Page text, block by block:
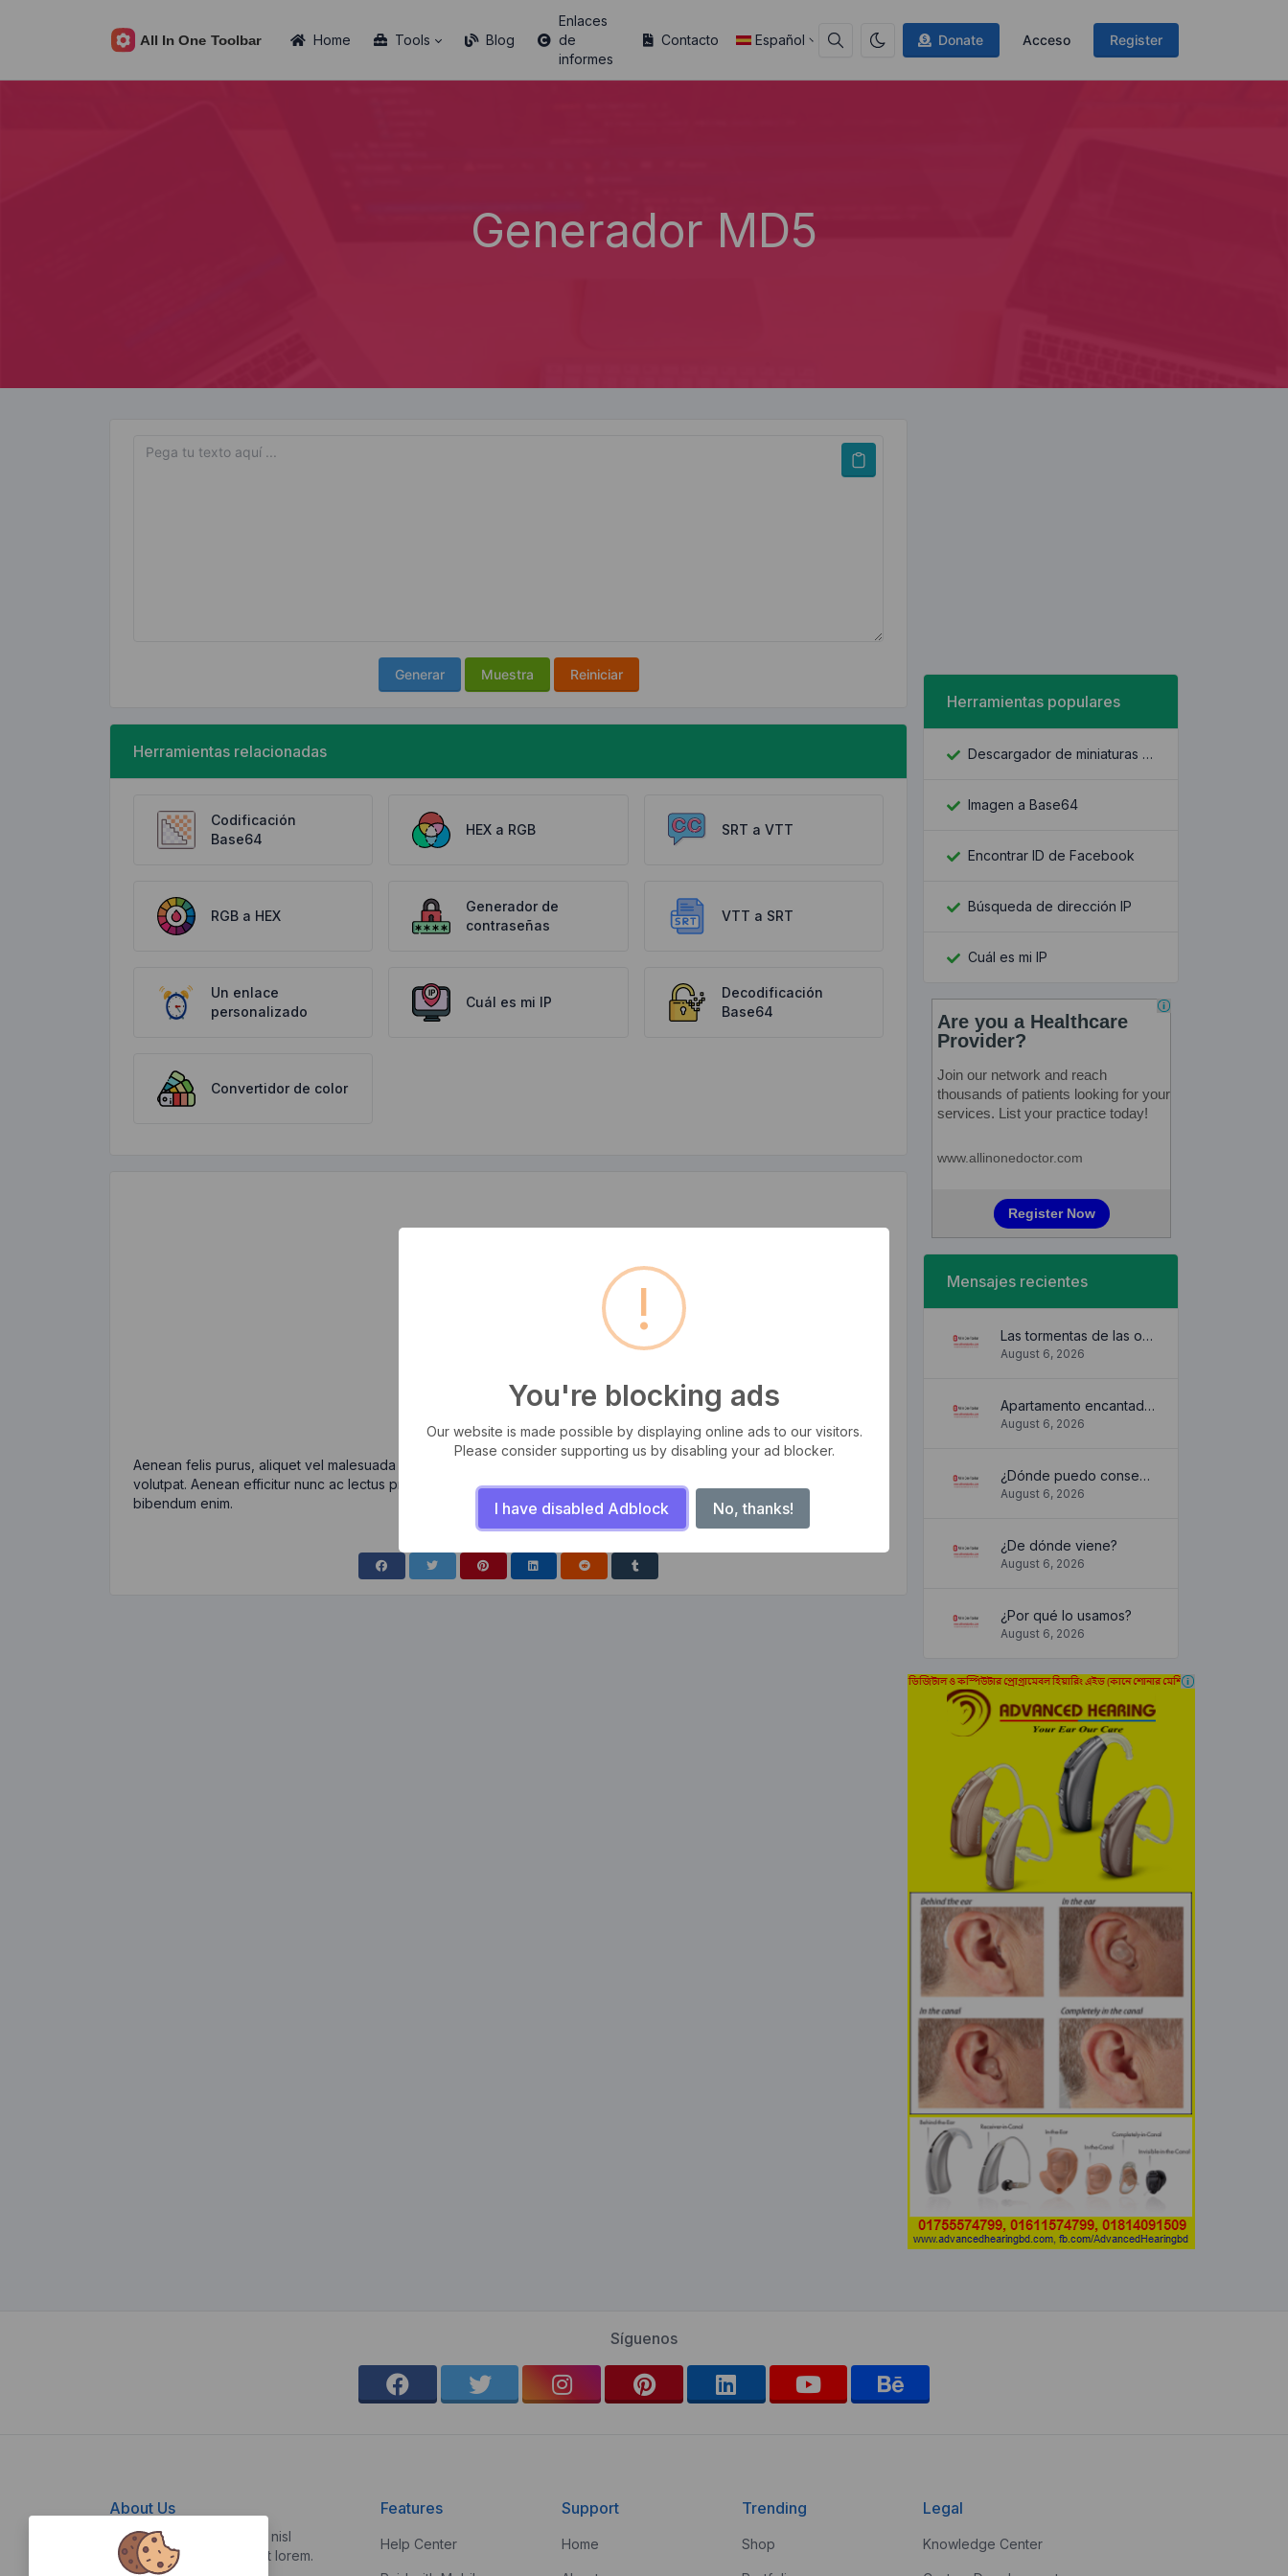
Donate Acceso Register
Home Tools Blog
Enlaces
de
informes
Contacto Español
Generador MD5
Generar Muestra Reiniciar
Herramientas relacionadas
Codificación
Base64
HEX a RGB SRT a VTT
RGB a HEX
Generador de
contraseñas
VTT a SRT
Un enlace
personalizado
Cuál es mi IP
Decodificación
Base64
Convertidor de color
Aenean felis purus, aliquet vel malesuada egestas, iaculis ut odio. Sed posuere cursus fermentum. Aliquam erat
volutpat. Aenean efficitur nunc ac lectus pretium, ut semper odio mattis. Aliquam sit amet sapien libero. Sed facilisis
bibendum enim.
Herramientas populares
Descargador de miniaturas de YouTube
Imagen a Base64
Encontrar ID de Facebook
Búsqueda de dirección IP
Cuál es mi IP
Mensajes recientes
Las tormentas de las olas
August 6, 2026
Apartamento encantador y acogedor
August 6, 2026
¿Dónde puedo conseguirlo?
August 6, 2026
¿De dónde viene?
August 6, 2026
¿Por qué lo usamos?
August 6, 2026
Síguenos
About Us
Vestibulum quis risus sed nisl
pellentesque aliquet et et lorem.
Features
Help Center
Support
Home
Trending
Shop
Legal
Knowledge Center
!
You're blocking ads
Our website is made possible by displaying online ads to our visitors.
Please consider supporting us by disabling your ad blocker.
I have disabled Adblock No, thanks!